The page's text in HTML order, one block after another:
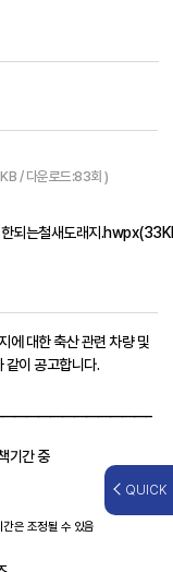
/ 다운로드:83회 )
되는철새도래지
에 대한 축산 관련 차량 및
같이 공고합니다.
기간 중
은 조정될 수 있음
QUICK